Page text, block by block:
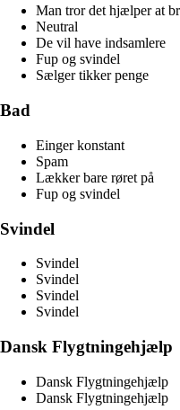
Man tror det hjælper at
Neutral
De vil have indsamlere
Fup og svindel
Sælger tikker penge
Bad
Einger konstant
Spam
Lækker bare røret på
Fup og svindel
Svindel
Svindel
Svindel
Svindel
Svindel
Dansk Flygtningehjælp
Dansk Flygtningehjælp
Dansk Flygtningehjælp